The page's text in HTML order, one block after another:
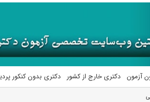
آزمون دکتری خارج از کشور دکتری بدون کنکور